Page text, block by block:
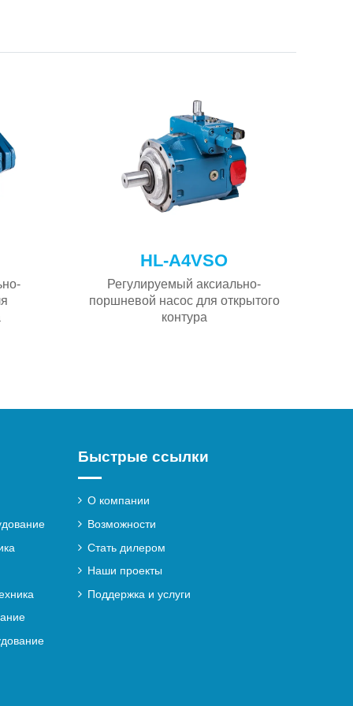
HL-A4VSO
Регулируемый аксиально-
поршневой насос для открытого
контура
Быстрые ссылки
О компании
Возможности
Стать дилером
Наши проекты
Поддержка и услуги